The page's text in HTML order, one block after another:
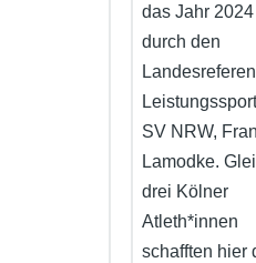
das Jahr 2024
durch den
SV NRW,
Lamodke.
drei Kölner
Atleth*innen
schafften hier